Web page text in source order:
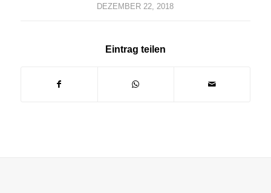
DEZEMBER 22, 2018
Eintrag teilen